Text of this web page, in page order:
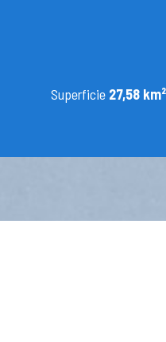
Superficie 27,58 km²